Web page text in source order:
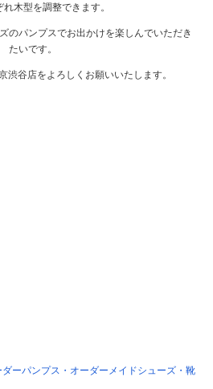
木型を調整できます。
のパンプスでお出かけを楽しんでいただき
たいです。
渋谷店をよろしくお願いいたします。
ーパンプス・オーダーメイドシューズ・靴